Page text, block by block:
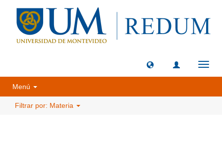
Menú
Filtrar por: Materia